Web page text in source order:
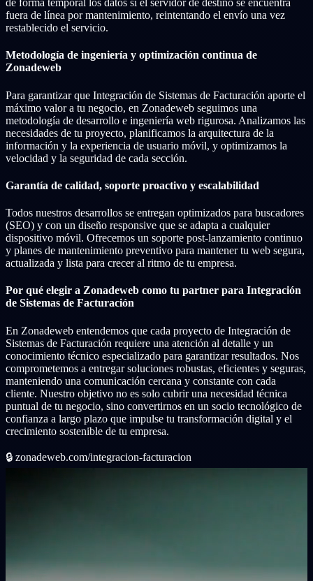
de forma temporal los datos si el servidor de destino se encuentra
fuera de línea por mantenimiento, reintentando el envío una vez
restablecido el servicio.
Metodología de ingeniería y optimización continua de
Zonadeweb
Para garantizar que Integración de Sistemas de Facturación aporte el
máximo valor a tu negocio, en Zonadeweb seguimos una
metodología de desarrollo e ingeniería web rigurosa. Analizamos las
necesidades de tu proyecto, planificamos la arquitectura de la
información y la experiencia de usuario móvil, y optimizamos la
velocidad y la seguridad de cada sección.
Garantía de calidad, soporte proactivo y escalabilidad
Todos nuestros desarrollos se entregan optimizados para buscadores
(SEO) y con un diseño responsive que se adapta a cualquier
dispositivo móvil. Ofrecemos un soporte post-lanzamiento continuo
y planes de mantenimiento preventivo para mantener tu web segura,
actualizada y lista para crecer al ritmo de tu empresa.
Por qué elegir a Zonadeweb como tu partner para Integración
de Sistemas de Facturación
En Zonadeweb entendemos que cada proyecto de Integración de
Sistemas de Facturación requiere una atención al detalle y un
conocimiento técnico especializado para garantizar resultados. Nos
comprometemos a entregar soluciones robustas, eficientes y seguras,
manteniendo una comunicación cercana y constante con cada
cliente. Nuestro objetivo no es solo cubrir una necesidad técnica
puntual de tu negocio, sino convertirnos en un socio tecnológico de
confianza a largo plazo que impulse tu transformación digital y el
crecimiento sostenible de tu empresa.
🔒 zonadeweb.com/integracion-facturacion